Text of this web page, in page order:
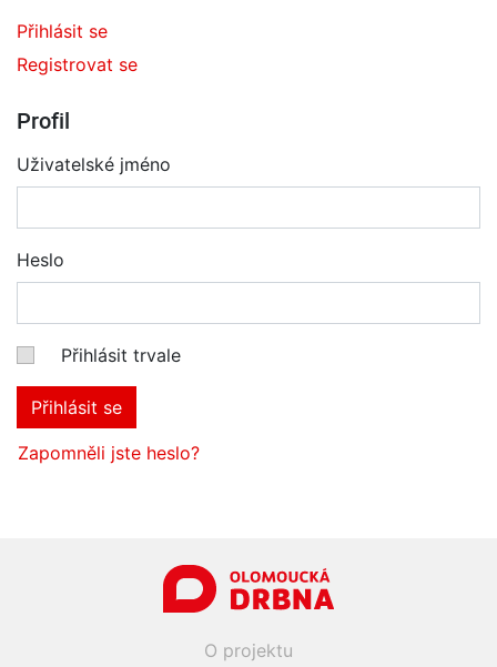
Přihlásit se
Registrovat se
Profil
Uživatelské jméno
Heslo
Přihlásit trvale
Přihlásit se
Zapomněli jste heslo?
O projektu